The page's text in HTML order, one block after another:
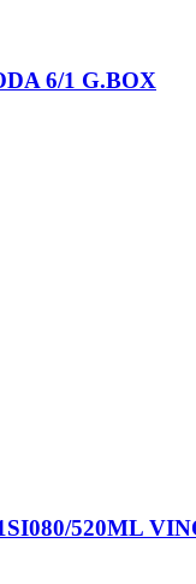
6/1 G.BOX
520ML